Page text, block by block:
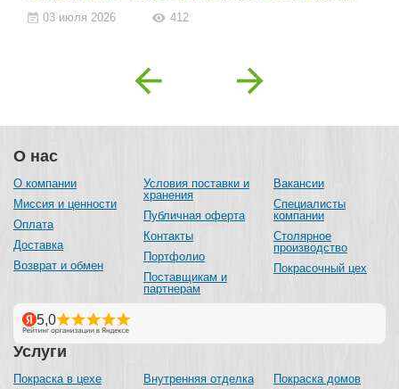
03 июля 2026 412
Previous Next
О нас
О компании
Миссия и ценности
Оплата
Доставка
Возврат и обмен
Условия поставки и
хранения
Публичная оферта
Контакты
Портфолио
Поставщикам и
партнерам
Вакансии
Специалисты
компании
Столярное
производство
Покрасочный цех
Услуги
Покраска в цехе
Внутренняя отделка
Покраска домов